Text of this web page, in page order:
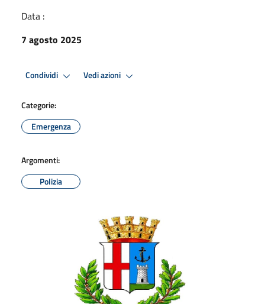
Data :
7 agosto 2025
Condividi Vedi azioni
Categorie:
Emergenza
Argomenti:
Polizia